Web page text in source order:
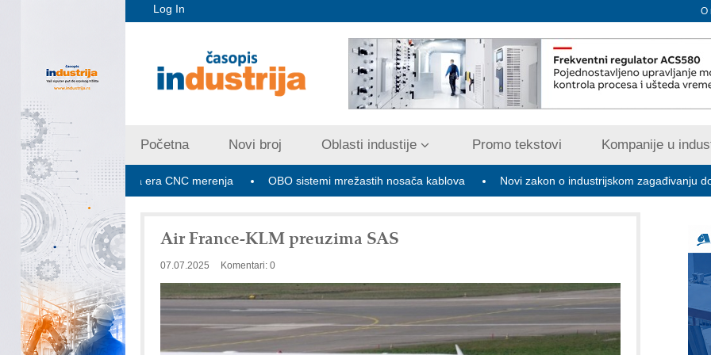
Log In O
Početna Novi broj Oblasti industije Promo tekstovi Kompanije u
V PLUS: Nova era CNC merenja OBO sistemi mrežastih nosača kablova Novi zakon o industrijskom zagađivanju donosi
Air France-KLM preuzima SAS
07.07.2025 Komentari: 0